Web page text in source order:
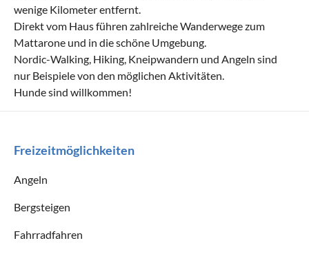
wenige Kilometer entfernt.
Direkt vom Haus führen zahlreiche Wanderwege zum
Mattarone und in die schöne Umgebung.
Nordic-Walking, Hiking, Kneipwandern und Angeln sind
nur Beispiele von den möglichen Aktivitäten.
Hunde sind willkommen!
Freizeitmöglichkeiten
Angeln
Bergsteigen
Fahrradfahren